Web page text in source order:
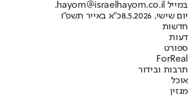
במייל hayom@israelhayom.co.il.
יום שישי, 8.5.2026
כ"א באייר תשפ"ו
חדשות
דעות
ספורט
ForReal
תרבות ובידור
אוכל
מגזין